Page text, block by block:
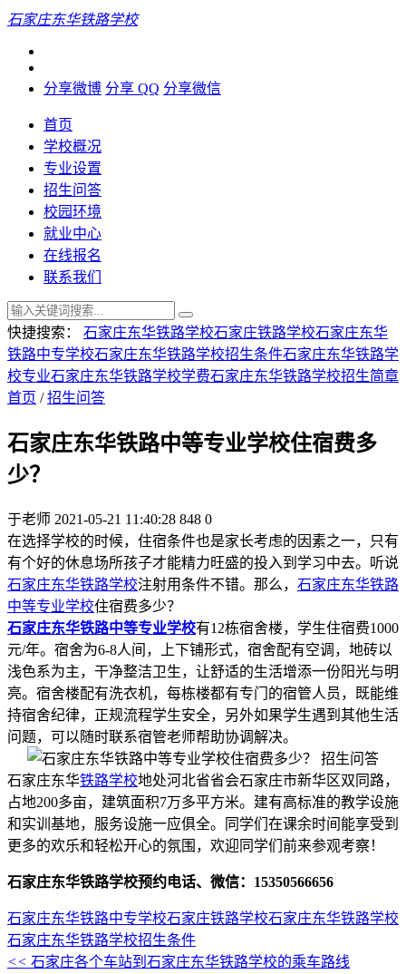
石家庄东华铁路学校
分享微博 分享 QQ 分享微信
首页
学校概况
专业设置
招生问答
校园环境
就业中心
在线报名
联系我们
快捷搜索： 石家庄东华铁路学校石家庄铁路学校石家庄东华
铁路中专学校石家庄东华铁路学校招生条件石家庄东华铁路学
校专业石家庄东华铁路学校学费石家庄东华铁路学校招生简章
首页 /招生问答
石家庄东华铁路中等专业学校住宿费多
少？
于老师 2021-05-21 11:40:28 848 0
在选择学校的时候，住宿条件也是家长考虑的因素之一，只有
有个好的休息场所孩子才能精力旺盛的投入到学习中去。听说
石家庄东华铁路学校注射用条件不错。那么， 石家庄东华铁路
中等专业学校住宿费多少？
石家庄东华铁路中等专业学校有12栋宿舍楼，学生住宿费1000
元/年。宿舍为6-8人间，上下铺形式，宿舍配有空调，地砖以
浅色系为主，干净整洁卫生，让舒适的生活增添一份阳光与明
亮。宿舍楼配有洗衣机，每栋楼都有专门的宿管人员，既能维
持宿舍纪律，正规流程学生安全，另外如果学生遇到其他生活
问题，可以随时联系宿管老师帮助协调解决。
石家庄东华铁路学校地处河北省省会石家庄市新华区双同路，
占地200多亩，建筑面积7万多平方米。建有高标准的教学设施
和实训基地，服务设施一应俱全。同学们在课余时间能享受到
更多的欢乐和轻松开心的氛围，欢迎同学们前来参观考察！
石家庄东华铁路学校预约电话、微信：15350566656
石家庄东华铁路中专学校石家庄铁路学校石家庄东华铁路学校
石家庄东华铁路学校招生条件
<< 石家庄各个车站到石家庄东华铁路学校的乘车路线